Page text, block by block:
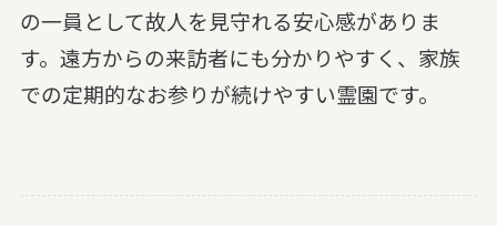
の一員として故人を見守れる安心感がありま
す。遠方からの来訪者にも分かりやすく、家族
での定期的なお参りが続けやすい霊園です。